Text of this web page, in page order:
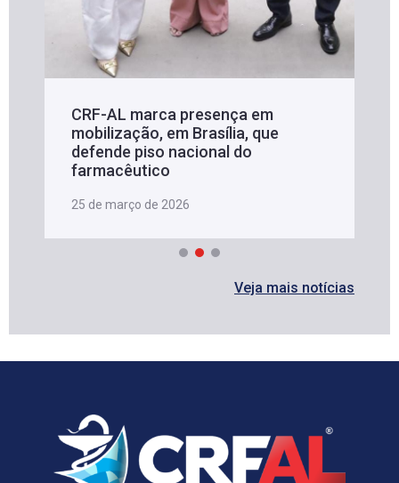
CRF-AL marca presença em
mobilização, em Brasília, que
defende piso nacional do
farmacêutico
25 de março de 2026
Veja mais notícias